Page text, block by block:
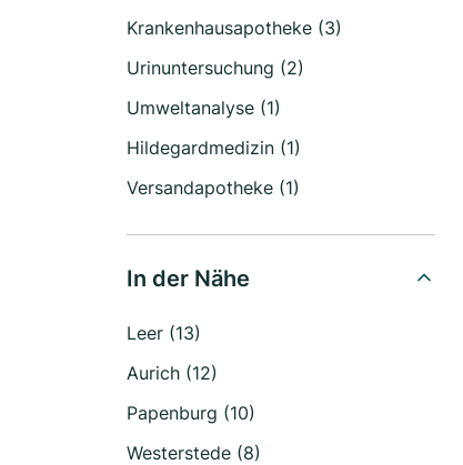
Krankenhausapotheke (3)
Urinuntersuchung (2)
Umweltanalyse (1)
Hildegardmedizin (1)
Versandapotheke (1)
In der Nähe
Leer (13)
Aurich (12)
Papenburg (10)
Westerstede (8)